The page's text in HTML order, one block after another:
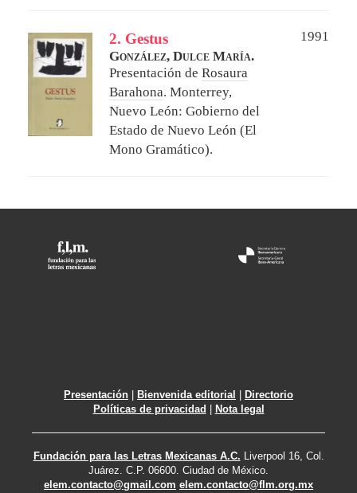
2. Gestus
1991
González, Dulce María.
Presentación de Rosaura
Barahona. Monterrey,
Nuevo León: Gobierno del
Estado de Nuevo León (El
Mono Gramático).
Presentación Bienvenida editorial
Directorio
Políticas de privacidad
Nota legal
Fundación para las Letras Mexicanas A.C. Liverpool 16, Col.
Juárez. C.P. 06600. Ciudad de México.
elem.contacto@gmail.com elem.contacto@flm.org.mx